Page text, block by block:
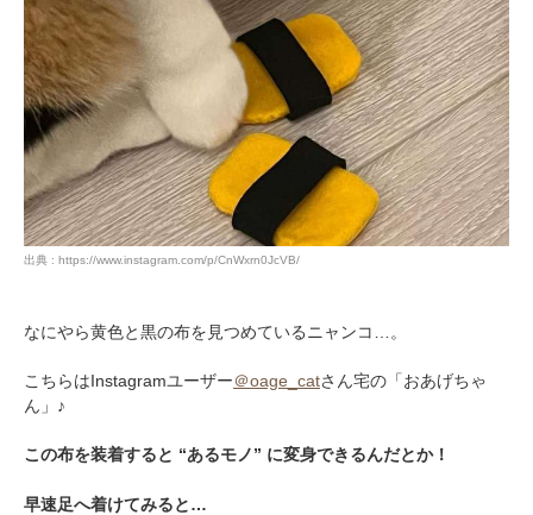
出典 : https://www.instagram.com/p/CnWxrn0JcVB/
なにやら黄色と黒の布を見つめているニャンコ…。
こちらはInstagramユーザー＠oage_catさん宅の「おあげちゃ
ん」♪
この布を装着すると “あるモノ” に変身できるんだとか！
早速足へ着けてみると…